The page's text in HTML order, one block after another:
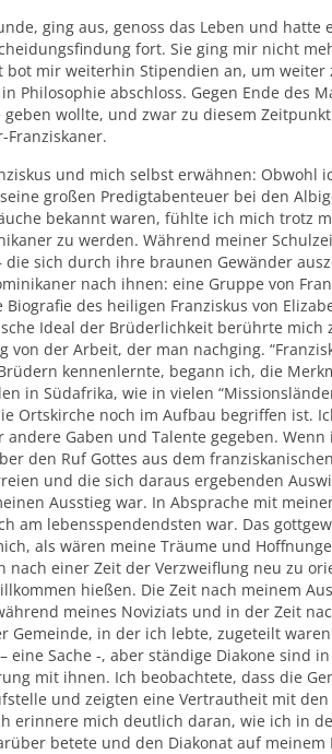
ging aus, genoss das Leben und hatte
fort. Sie ging mir nicht
mir weiterhin Stipendien an, um
Philosophie abschloss. Gegen Ende des
wollte, und zwar zu diesem
und mich selbst erwähnen: Obwohl
großen Predigtabenteuer bei den
bekannt waren, fühlte ich mich trotz
zu werden. Während meiner
sich durch ihre braunen Gewänder
nach ihnen: eine Gruppe von
des heiligen Franziskus von
Ideal der Brüderlichkeit berührte mich
der Arbeit, der man nachging.
kennenlernte, begann ich, die
in Südafrika, wie in vielen
Ortskirche noch im Aufbau begriffen ist.
Gaben und Talente gegeben.
den Ruf Gottes aus dem
und die sich daraus ergebenden
Ausstieg war. In Absprache mit
am lebensspendendsten war. Das
als wären meine Träume und
einer Zeit der Verzweiflung neu zu
hießen. Die Zeit nach meinem
meines Noviziats und in der Zeit
Gemeinde, in der ich lebte, zugeteilt
eine Sache -, aber ständige Diakone sind
mit ihnen. Ich beobachtete, dass die
und zeigten eine Vertrautheit mit
erinnere mich deutlich daran, wie ich in
betete und den Diakonat auf meinem